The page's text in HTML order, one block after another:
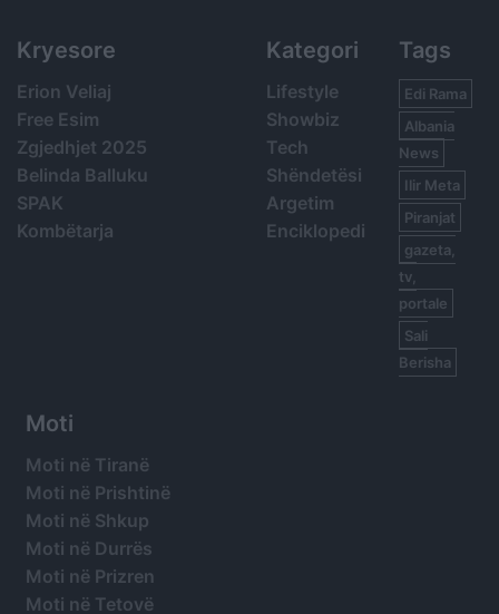
Kryesore
Erion Veliaj
Free Esim
Zgjedhjet 2025
Belinda Balluku
SPAK
Kombëtarja
Kategori
Lifestyle
Showbiz
Tech
Shëndetësi
Argetim
Enciklopedi
Tags
Edi Rama
Albania
News
Ilir Meta
Piranjat
gazeta,
tv,
portale
Sali
Berisha
Moti
Moti në Tiranë
Moti në Prishtinë
Moti në Shkup
Moti në Durrës
Moti në Prizren
Moti në Tetovë